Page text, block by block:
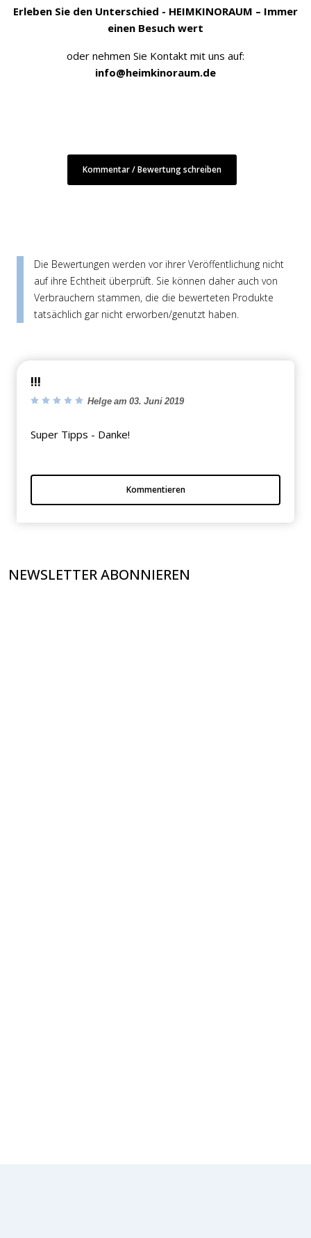
Erleben Sie den Unterschied - HEIMKINORAUM – Immer
einen Besuch wert
oder nehmen Sie Kontakt mit uns auf:
info@heimkinoraum.de
Kommentar / Bewertung schreiben
Die Bewertungen werden vor ihrer Veröffentlichung nicht
auf ihre Echtheit überprüft. Sie können daher auch von
Verbrauchern stammen, die die bewerteten Produkte
tatsächlich gar nicht erworben/genutzt haben.
!!!
Helge am 03. Juni 2019
Super Tipps - Danke!
Kommentieren
NEWSLETTER ABONNIEREN